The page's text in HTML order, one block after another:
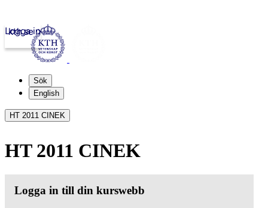
kth.se
Logga in
Sök
English
HT 2011 CINEK
HT 2011 CINEK
Logga in till din kurswebb